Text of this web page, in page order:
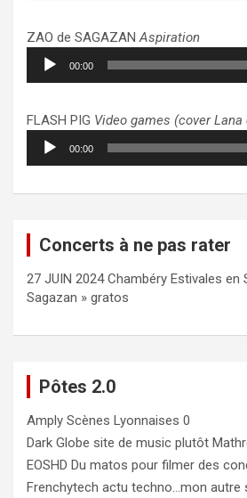
ZAO de SAGAZANAspiration
Lecteur
audio
00:00
FLASH PIG Video games (cover Lana
Lecteur
audio
00:00
Concerts à ne pas rater
27 JUIN 2024 Chambéry Estivales en
Sagazan » gratos
Pôtes 2.0
Amply Scènes Lyonnaises 0
Dark Globe site de music plutôt
EOSHD Du matos pour filmer des
Frenchytech actu techno…mon autre